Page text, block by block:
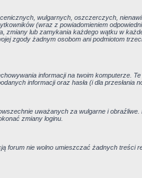
wulgarnych, oszczerczych,
(wraz z powiadomieniem
zmiany lub zamykania każdego wątku w
zgody żadnym osobom ani podmiotom
informacji na twoim komputerze.
informacji oraz hasła (i dla
uważanych za wulgarne i obraźliwe.
zmiany loginu.
forum nie wolno umieszczać żadnych